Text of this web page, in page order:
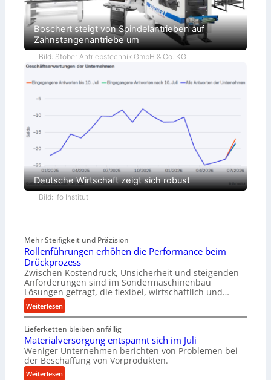
Boschert steigt von Spindelantrieben auf
Zahnstangenantriebe um
Bild: Stöber Antriebstechnik GmbH & Co. KG
Deutsche Wirtschaft zeigt sich robust
Bild: Ifo Institut
Mehr Steifigkeit und Präzision
Rollenführungen erhöhen die Performance beim
Drückprozess
Zwischen Kostendruck, Unsicherheit und steigenden
Anforderungen sind im Sondermaschinenbau
Lösungen gefragt, die flexibel, wirtschaftlich und…
Weiterlesen:
R
o
l
l
e
n
Lieferketten bleiben anfällig
Materialversorgung entspannt sich im Juli
Weniger Unternehmen berichten von Problemen bei
der Beschaffung von Vorprodukten.
Weiterlesen: